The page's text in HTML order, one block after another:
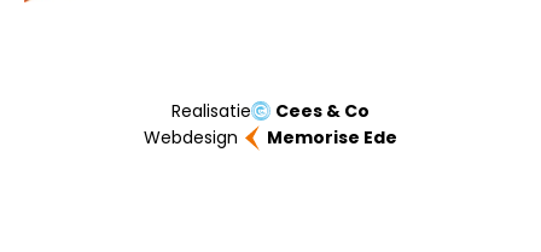
Realisatie
Cees & Co
Webdesign
Memorise Ede